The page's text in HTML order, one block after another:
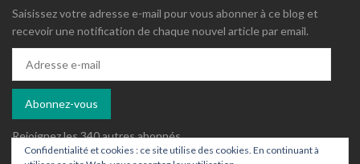
Saisissez votre adresse e-mail pour vous abonner à ce blog et
recevoir une notification de chaque nouvel article par email.
mail
Abonnez-vous
Rejoignez les 340 autres abonnés
Confidentialité et cookies : ce site utilise des cookies. En continuant à